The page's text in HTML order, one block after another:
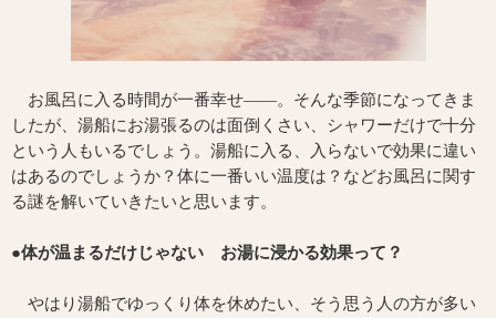
お風呂に入る時間が一番幸せ――。そんな季節になってきま
したが、湯船にお湯張るのは面倒くさい、シャワーだけで十分
という人もいるでしょう。湯船に入る、入らないで効果に違い
はあるのでしょうか？体に一番いい温度は？などお風呂に関す
る謎を解いていきたいと思います。
●体が温まるだけじゃない お湯に浸かる効果って？
やはり湯船でゆっくり体を休めたい、そう思う人の方が多い